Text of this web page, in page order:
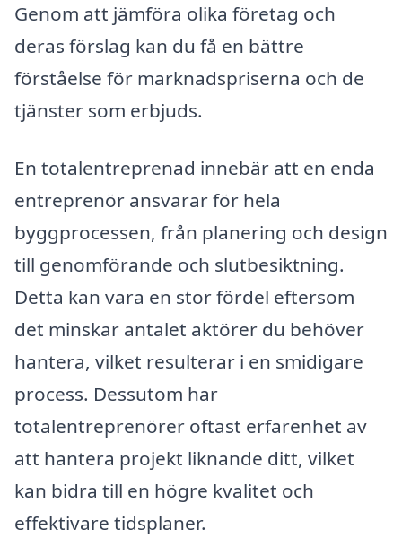
Genom att jämföra olika företag och
deras förslag kan du få en bättre
förståelse för marknadspriserna och de
tjänster som erbjuds.
En totalentreprenad innebär att en enda
entreprenör ansvarar för hela
byggprocessen, från planering och design
till genomförande och slutbesiktning.
Detta kan vara en stor fördel eftersom
det minskar antalet aktörer du behöver
hantera, vilket resulterar i en smidigare
process. Dessutom har
totalentreprenörer oftast erfarenhet av
att hantera projekt liknande ditt, vilket
kan bidra till en högre kvalitet och
effektivare tidsplaner.